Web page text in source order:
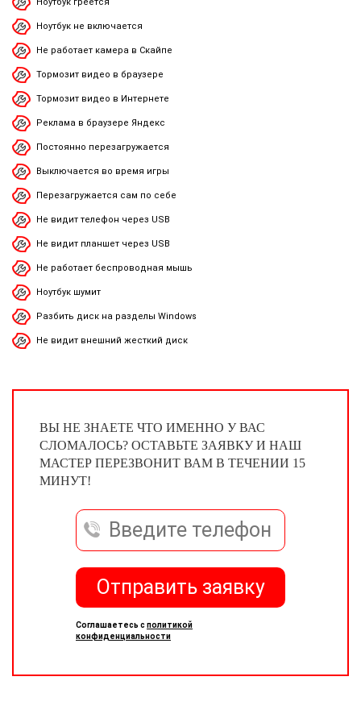
Ноутбук греется
Ноутбук не включается
Не работает камера в Скайпе
Тормозит видео в браузере
Тормозит видео в Интернете
Реклама в браузере Яндекс
Постоянно перезагружается
Выключается во время игры
Перезагружается сам по себе
Не видит телефон через USB
Не видит планшет через USB
Не работает беспроводная мышь
Ноутбук шумит
Разбить диск на разделы Windows
Не видит внешний жесткий диск
ВЫ НЕ ЗНАЕТЕ ЧТО ИМЕННО У ВАС
СЛОМАЛОСЬ? ОСТАВЬТЕ ЗАЯВКУ И НАШ
МАСТЕР ПЕРЕЗВОНИТ ВАМ В ТЕЧЕНИИ 15
МИНУТ!
Отправить заявку
Соглашаетесь с политикой
конфиденциальности